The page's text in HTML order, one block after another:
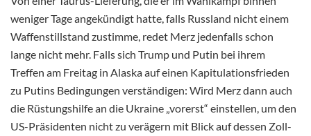
weniger Tage angekündigt hatte, falls Russland nicht einem
Waffenstillstand zustimme, redet Merz jedenfalls schon
lange nicht mehr. Falls sich Trump und Putin bei ihrem
Treffen am Freitag in Alaska auf einen Kapitulationsfrieden
zu Putins Bedingungen verständigen: Wird Merz dann auch
die Rüstungshilfe an die Ukraine „vorerst“ einstellen, um den
US-Präsidenten nicht zu verägern mit Blick auf dessen Zoll-